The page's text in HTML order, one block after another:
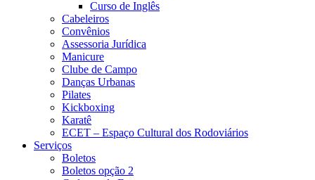
Curso de Inglês
Cabeleiros
Convênios
Assessoria Jurídica
Manicure
Clube de Campo
Danças Urbanas
Pilates
Kickboxing
Karatê
ECET – Espaço Cultural dos Rodoviários
Serviços
Boletos
Boletos opção 2